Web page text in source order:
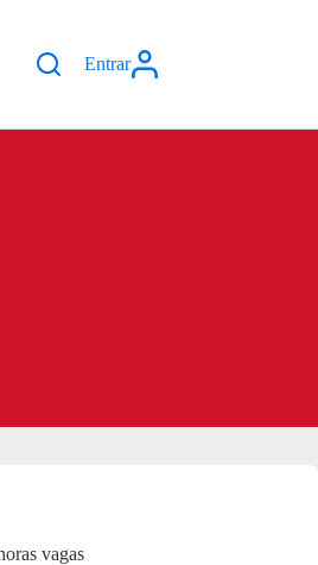
Entrar
vagas